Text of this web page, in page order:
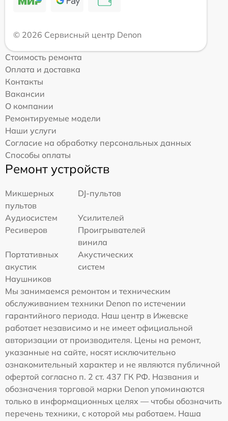
© 2026 Сервисный центр Denon
Стоимость ремонта
Оплата и доставка
Контакты
Вакансии
О компании
Ремонтируемые модели
Наши услуги
Согласие на обработку персональных данных
Способы оплаты
Ремонт устройств
Микшерных
пультов
DJ-пультов
Аудиосистем
Усилителей
Ресиверов
Проигрывателей
винила
Портативных
акустик
Акустических
систем
Наушников
Мы занимаемся ремонтом и техническим
обслуживанием техники Denon по истечении
гарантийного периода. Наш центр в Ижевске
работает независимо и не имеет официальной
авторизации от производителя. Цены на ремонт,
указанные на сайте, носят исключительно
ознакомительный характер и не являются публичной
офертой согласно п. 2 ст. 437 ГК РФ. Названия и
обозначения торговой марки Denon упоминаются
только в информационных целях — чтобы обозначить
перечень техники, с которой мы работаем. Наша